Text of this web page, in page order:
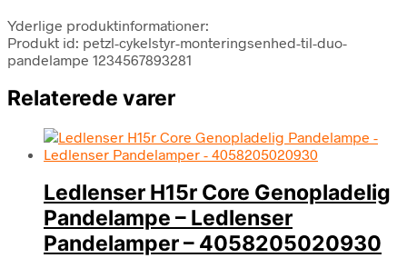
Yderlige produktinformationer:
Produkt id: petzl-cykelstyr-monteringsenhed-til-duo-
pandelampe 1234567893281
Relaterede varer
Ledlenser H15r Core Genopladelig
Pandelampe – Ledlenser
Pandelamper – 4058205020930